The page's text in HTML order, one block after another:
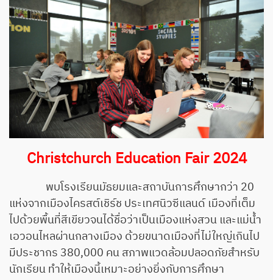
Christchurch Education Fair 2024
พบโรงเรียนมัธยมและสถาบันการศึกษากว่า 20
แห่งจากเมืองไครสต์เชิร์ช ประเทศนิวซีแลนด์ เมืองที่เต็ม
ไปด้วยพื้นที่สีเขียวจนได้ชื่อว่าเป็นเมืองแห่งสวน และแม่น้ำ
เอวอนไหลผ่านกลางเมือง ด้วยขนาดเมืองที่ไม่ใหญ่เกินไป
มีประชากร 380,000 คน สภาพแวดล้อมปลอดภัยสำหรับ
นักเรียน ทำให้เมืองนี้เหมาะอย่างยิ่งกับการศึกษา